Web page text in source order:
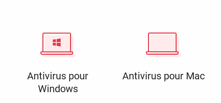
Antivirus pour
Windows
Antivirus pour Mac